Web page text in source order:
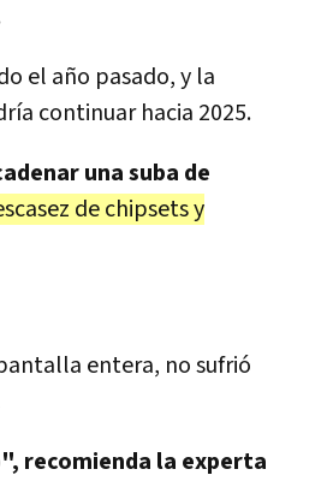
el año pasado, y la
continuar hacia 2025.
una suba de
de chipsets y
entera, no sufrió
recomienda la experta